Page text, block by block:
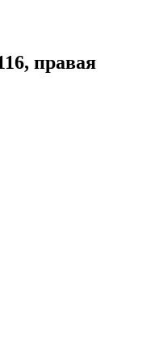
правая